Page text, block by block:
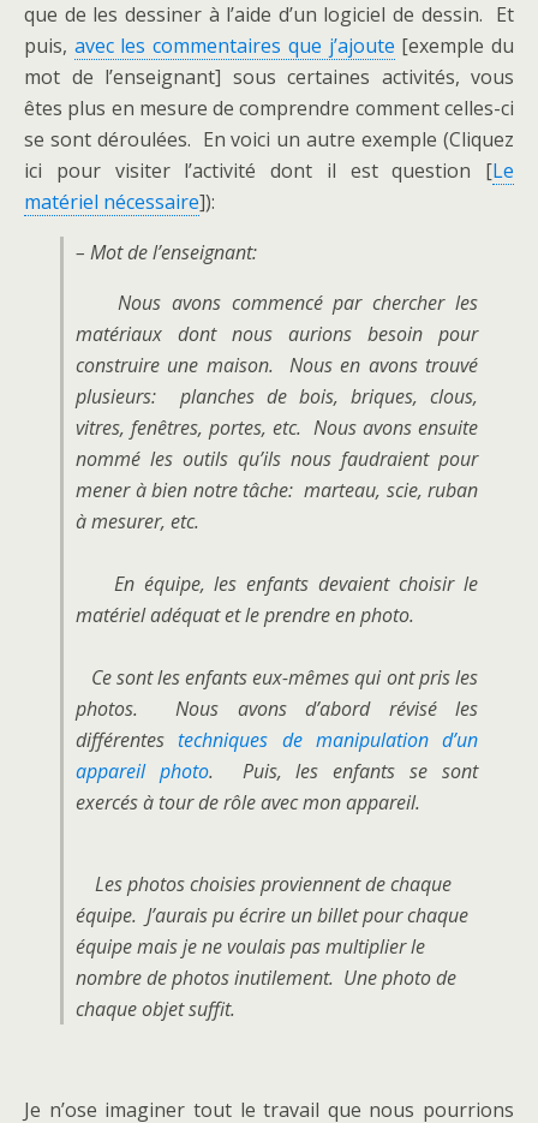
que de les dessiner à l’aide d’un logiciel de dessin. Et
puis, avec les commentaires que j’ajoute [exemple du
mot de l’enseignant] sous certaines activités, vous
êtes plus en mesure de comprendre comment celles-ci
se sont déroulées. En voici un autre exemple (Cliquez
ici pour visiter l’activité dont il est question [Le
matériel nécessaire]):
– Mot de l’enseignant:
Nous avons commencé par chercher les
matériaux dont nous aurions besoin pour
construire une maison. Nous en avons trouvé
plusieurs: planches de bois, briques, clous,
vitres, fenêtres, portes, etc. Nous avons ensuite
nommé les outils qu’ils nous faudraient pour
mener à bien notre tâche: marteau, scie, ruban
à mesurer, etc.
En équipe, les enfants devaient choisir le
matériel adéquat et le prendre en photo.
Ce sont les enfants eux-mêmes qui ont pris les
photos. Nous avons d’abord révisé les
différentestechniques de manipulation d’un
appareil photo. Puis, les enfants se sont
exercés à tour de rôle avec mon appareil.
Les photos choisies proviennent de chaque
équipe. J’aurais pu écrire un billet pour chaque
équipe mais je ne voulais pas multiplier le
nombre de photos inutilement. Une photo de
chaque objet suffit.
Je n’ose imaginer tout le travail que nous pourrions